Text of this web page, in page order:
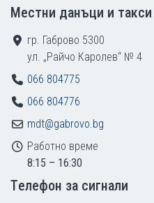
Местни данъци и такси
гр. Габрово 5300
ул. „Райчо Каролев“ № 4
066 804775
066 804776
mdt@gabrovo.bg
Работно време
8:15 – 16:30
Tелефон за сигнали